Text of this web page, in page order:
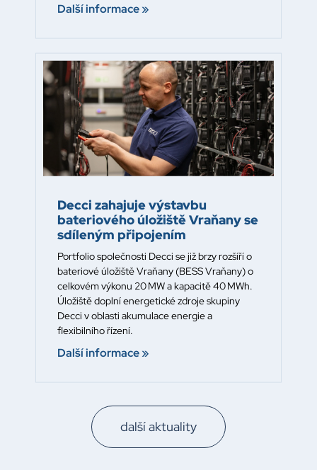
Další informace »
Decci zahajuje výstavbu
bateriového úložiště Vraňany se
sdíleným připojením
Portfolio společnosti Decci se již brzy rozšíří o
bateriové úložiště Vraňany (BESS Vraňany) o
celkovém výkonu 20 MW a kapacitě 40 MWh.
Úložiště doplní energetické zdroje skupiny
Decci v oblasti akumulace energie a
flexibilního řízení.
Další informace »
další aktuality